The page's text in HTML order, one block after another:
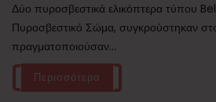
Δύο πυροσβεστικά ελικόπτερα τύπου
Πυροσβεστικό Σώμα, συγκρούστηκαν
πραγματοποιούσαν...
Περισσότερα